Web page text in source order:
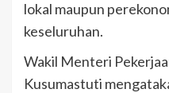
lokal maupun
keseluruhan.
Wakil Menteri
Kusumastuti